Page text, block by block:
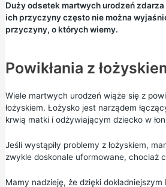
Duży odsetek martwych urodzeń
ich przyczyny często nie można
przyczyny, o których wiemy.
Powikłania z
Wiele martwych urodzeń wiąże się z
łożyskiem. Łożysko jest narządem
krwią matki i odżywiającym dziecko w
Jeśli wystąpiły problemy z łożyskiem,
zwykle doskonale uformowane, chociaż
Mamy nadzieję, że dzięki